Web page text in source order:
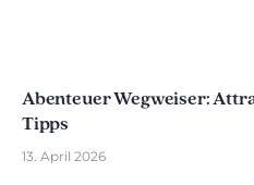
Abenteuer Wegweiser:
Tipps
13. April 2026